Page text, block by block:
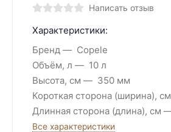
Написать отзыв
Характеристики:
Бренд
Copele
Объём, л
10 л
Высота, см
350 мм
Короткая сторона (ширина), см
Длинная сторона (длина), см
Все характеристики